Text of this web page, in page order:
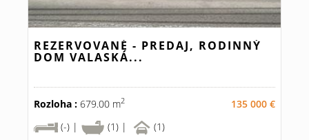
REZERVOVANÉ - PREDAJ, RODINNÝ
DOM VALASKÁ...
Rozloha : 679.00 m2
135 000 €
(-) |
(1) | (1)